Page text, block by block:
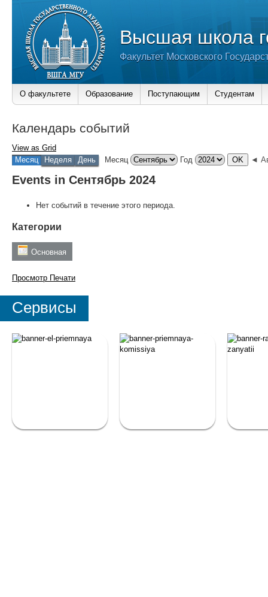
Высшая школа
Факультет Московского
О факультете Образование Поступающим Студентам
Календарь событий
View as Grid
Месяц
Неделя День Месяц Год ◄
Events in Сентябрь 2024
Нет событий в течение этого периода.
Категории
Основная
Просмотр Печати
Сервисы